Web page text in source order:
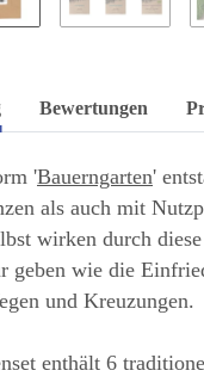
Bewertungen
'Bauerngarten'
als auch mit
wirken durch
geben wie die
und Kreuzungen.
enthält 6